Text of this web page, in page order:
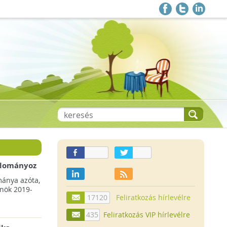
azóta,
2019-
17120
Feliratkozás hírlevélre
435
Feliratkozás VIP hírlevélre